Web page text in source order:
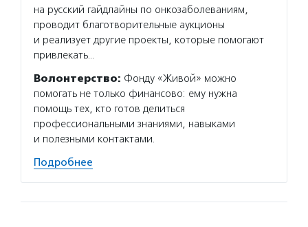
на русский гайдлайны по онкозаболеваниям,
проводит благотворительные аукционы
и реализует другие проекты, которые помогают
привлекать…
Волонтерство: Фонду «Живой» можно
помогать не только финансово: ему нужна
помощь тех, кто готов делиться
профессиональными знаниями, навыками
и полезными контактами.
Подробнее